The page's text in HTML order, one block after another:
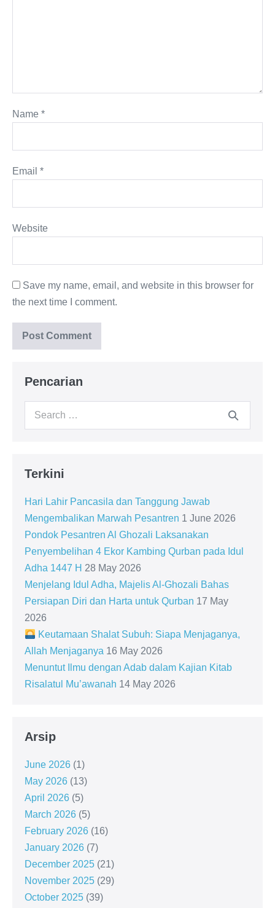
Name *
Email *
Website
Save my name, email, and website in this browser for
the next time I comment.
Pencarian
Search
Terkini
Hari Lahir Pancasila dan Tanggung Jawab
Mengembalikan Marwah Pesantren 1 June 2026
Pondok Pesantren Al Ghozali Laksanakan
Penyembelihan 4 Ekor Kambing Qurban pada Idul
Adha 1447 H 28 May 2026
Menjelang Idul Adha, Majelis Al-Ghozali Bahas
Persiapan Diri dan Harta untuk Qurban 17 May
2026
Keutamaan Shalat Subuh: Siapa Menjaganya,
Allah Menjaganya 16 May 2026
Menuntut Ilmu dengan Adab dalam Kajian Kitab
Risalatul Mu’awanah 14 May 2026
Arsip
June 2026 (1)
May 2026 (13)
April 2026 (5)
March 2026 (5)
February 2026 (16)
January 2026 (7)
December 2025 (21)
November 2025 (29)
October 2025 (39)